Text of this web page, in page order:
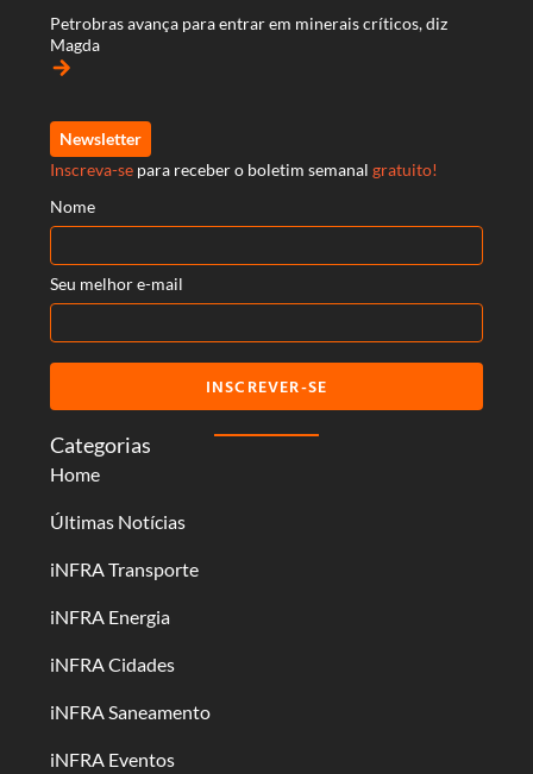
Categorias
Home
Últimas Notícias
iNFRA Transporte
iNFRA Energia
iNFRA Cidades
iNFRA Saneamento
iNFRA Eventos
Petrobras avança para entrar em minerais críticos, diz
Magda
arrow_forward
Newsletter
Inscreva-se para receber o boletim semanal gratuito!
Nome
Seu melhor e-mail
INSCREVER-SE